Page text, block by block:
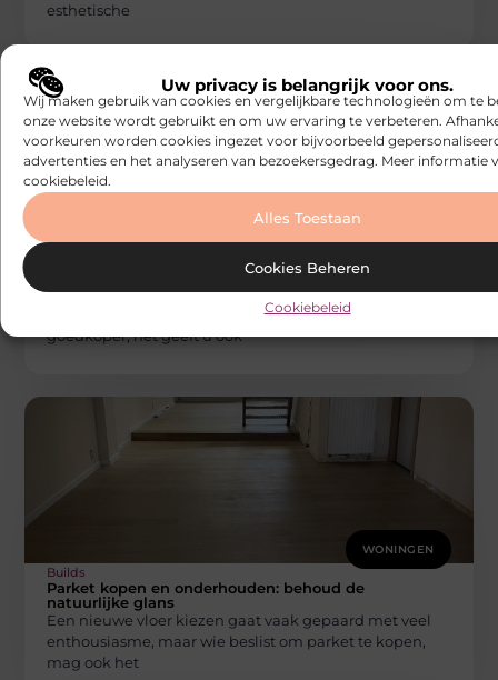
Uw privacy is belangrijk voor ons.
Wij maken gebruik van cookies en vergelijkbare technologieën om te
onze website wordt gebruikt en om uw ervaring te verbeteren.
voorkeuren worden cookies ingezet voor bijvoorbeeld
advertenties en het analyseren van bezoekersgedrag. Meer informatie
cookiebeleid.
Alles Toestaan
Cookies Beheren
Cookiebeleid
esthetische
Builds
Een huis verkopen zonder makelaar:
Steeds meer mensen kiezen ervoor een huis te
verkopen zonder makelaar. Dat is niet alleen
goedkoper, het geeft u ook
WONINGEN
Builds
Parket kopen en onderhouden: behoud de
natuurlijke glans
Een nieuwe vloer kiezen gaat vaak gepaard met veel
enthousiasme, maar wie beslist om parket te kopen,
mag ook het